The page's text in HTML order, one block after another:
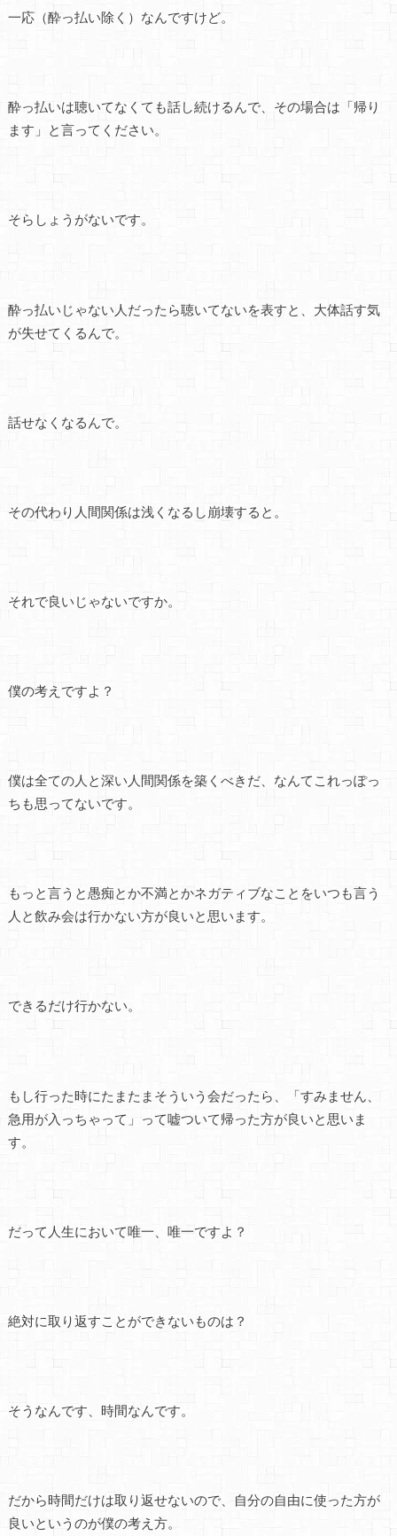
一応（酔っ払い除く）なんですけど。
酔っ払いは聴いてなくても話し続けるんで、その場合は「帰り
ます」と言ってください。
そらしょうがないです。
酔っ払いじゃない人だったら聴いてないを表すと、大体話す気
が失せてくるんで。
話せなくなるんで。
その代わり人間関係は浅くなるし崩壊すると。
それで良いじゃないですか。
僕の考えですよ？
僕は全ての人と深い人間関係を築くべきだ、なんてこれっぽっ
ちも思ってないです。
もっと言うと愚痴とか不満とかネガティブなことをいつも言う
人と飲み会は行かない方が良いと思います。
できるだけ行かない。
もし行った時にたまたまそういう会だったら、「すみません、
急用が入っちゃって」って嘘ついて帰った方が良いと思いま
す。
だって人生において唯一、唯一ですよ？
絶対に取り返すことができないものは？
そうなんです、時間なんです。
だから時間だけは取り返せないので、自分の自由に使った方が
良いというのが僕の考え方。